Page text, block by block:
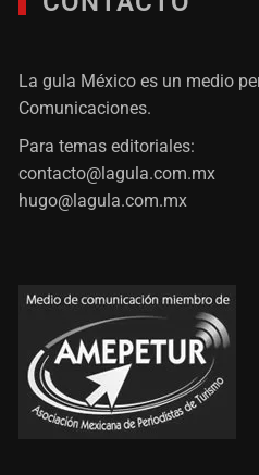
La gula México es un medio
Comunicaciones.
Para temas editoriales:
contacto@lagula.com.mx
hugo@lagula.com.mx